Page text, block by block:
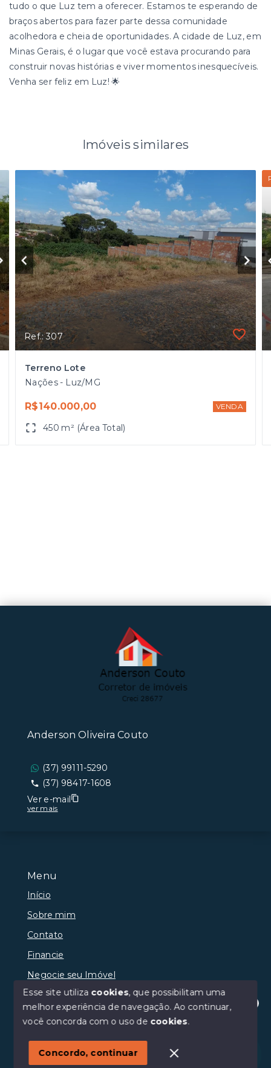
tudo o que Luz tem a oferecer. Estamos te esperando de
braços abertos para fazer parte dessa comunidade
acolhedora e cheia de oportunidades. A cidade de Luz, em
Minas Gerais, é o lugar que você estava procurando para
construir novas histórias e viver momentos inesquecíveis.
Venha ser feliz em Luz! 🌟
Imóveis similares
Ref.: 307
Terreno Lote
Nações - Luz/MG
R$140.000,00 VENDA
450 m² (Área Total)
Olá! Estamos disponíveis para te ajudar.
Menu
Início
Sobre mim
Contato
Financie
Negocie seu Imóvel
© Copyright 2026 - Anderson Oliveira Couto - Todos os
SITE PARA IMOBILIARIA
Anderson Oliveira Couto
(37) 99111-5290
(37) 98417-1608
Ver e-mail
ver mais
Esse site utiliza cookies, que possibilitam uma
melhor experiência de navegação.Ao continuar,
você concorda com o uso de cookies.
Concordo, continuar